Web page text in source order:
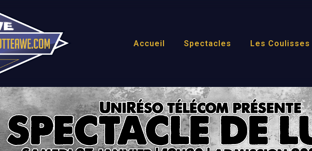
Accueil Spectacles Les Coulisses